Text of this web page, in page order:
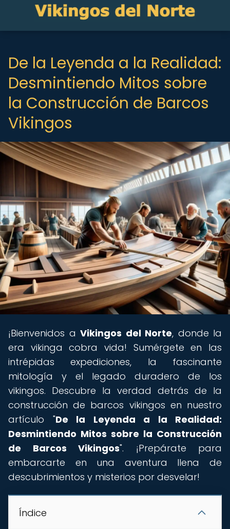
De la Leyenda a la Realidad:
Desmintiendo Mitos sobre
la Construcción de Barcos
Vikingos
¡Bienvenidos a Vikingos del Norte, donde la
era vikinga cobra vida! Sumérgete en las
intrépidas expediciones, la fascinante
mitología y el legado duradero de los
vikingos. Descubre la verdad detrás de la
construcción de barcos vikingos en nuestro
artículo "De la Leyenda a la Realidad:
Desmintiendo Mitos sobre la Construcción
de Barcos Vikingos". ¡Prepárate para
embarcarte en una aventura llena de
descubrimientos y misterios por desvelar!
Índice